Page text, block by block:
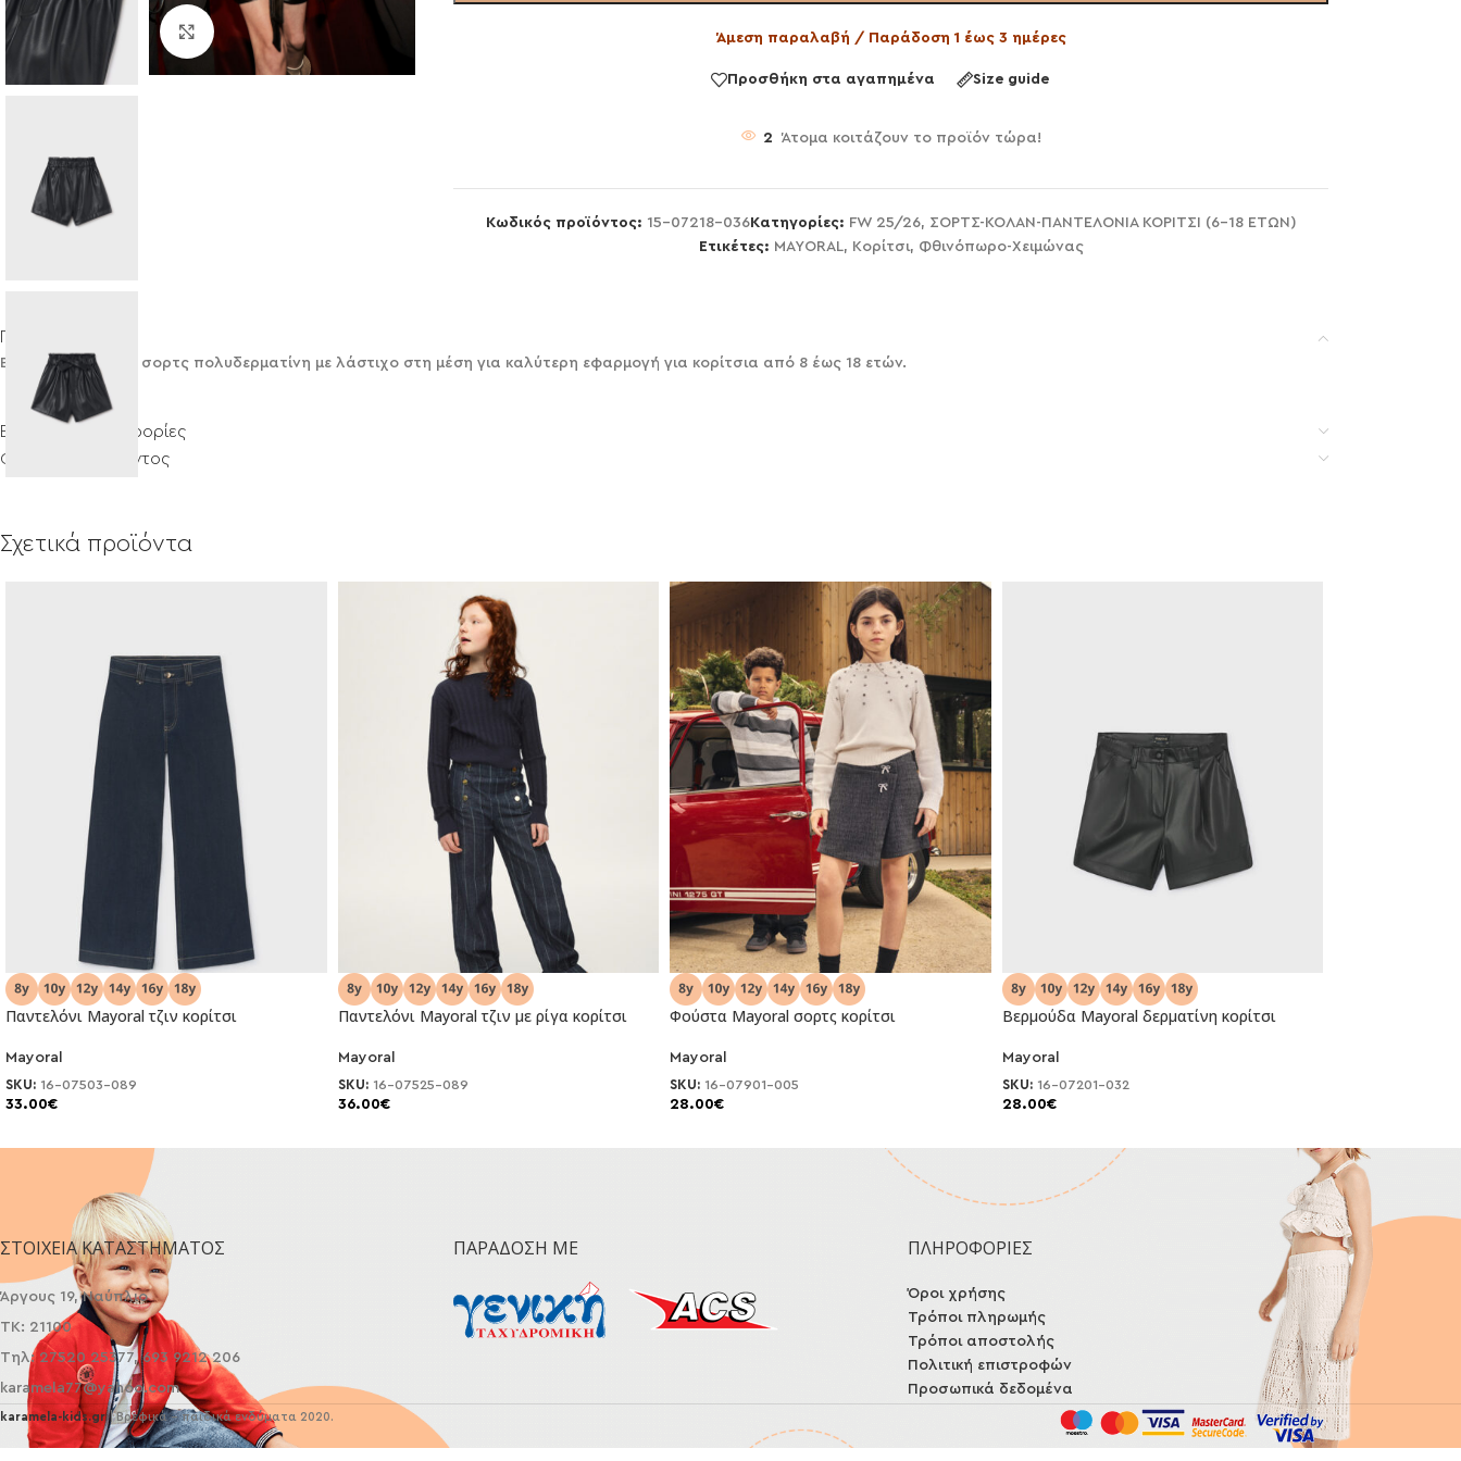
Click to enlarge Άμεση παραλαβή / Παράδοση 1 έως 3 ημέρες
Προσθήκη στα αγαπημένα Size guide
2 Άτομα κοιτάζουν το προϊόν τώρα!
Κωδικός προϊόντος: 15-07218-036Κατηγορίες: FW 25/26, ΣΟΡΤΣ-ΚΟΛΑΝ-ΠΑΝΤΕΛΟΝΙΑ ΚΟΡΙΤΣΙ (6-18 ΕΤΩΝ)
Ετικέτες: MAYORAL, Κορίτσι, Φθινόπωρο-Χειμώνας
Περιγραφή
Βερμούδα Mayoral σορτς πολυδερματίνη με λάστιχο στη μέση για καλύτερη εφαρμογή για κορίτσια από 8 έως 18 ετών.
Επιπλέον πληροφορίες
Φροντίδα προϊόντος
Σχετικά προϊόντα
NEO
Παντελόνι Μayoral τζιν κορίτσι
Mayoral
SKU: 16-07503-089
33.00€
NEO
Παντελόνι Μayoral τζιν με ρίγα κορίτσι
Mayoral
SKU: 16-07525-089
36.00€
NEO
Φούστα Μayoral σορτς κορίτσι
Mayoral
SKU: 16-07901-005
28.00€
NEO
Βερμούδα Μayoral δερματίνη κορίτσι
Mayoral
SKU: 16-07201-032
28.00€
ΣΤΟΙΧΕΊΑ ΚΑΤΑΣΤΉΜΑΤΟΣ
Άργους 19, Ναύπλιο
ΤΚ: 21100
Τηλ: 27520 25377, 693 9212 206
karamela77@yahoo.com
ΠΑΡΆΔΟΣΗ ΜΕ ΠΛΗΡΟΦΟΡΙΕΣ
Όροι χρήσης
Τρόποι πληρωμής
Τρόποι αποστολής
Πολιτική επιστροφών
Προσωπικά δεδομένα
karamela-kids.gr | Βρεφικά - παιδικά ενδύματα 2020.